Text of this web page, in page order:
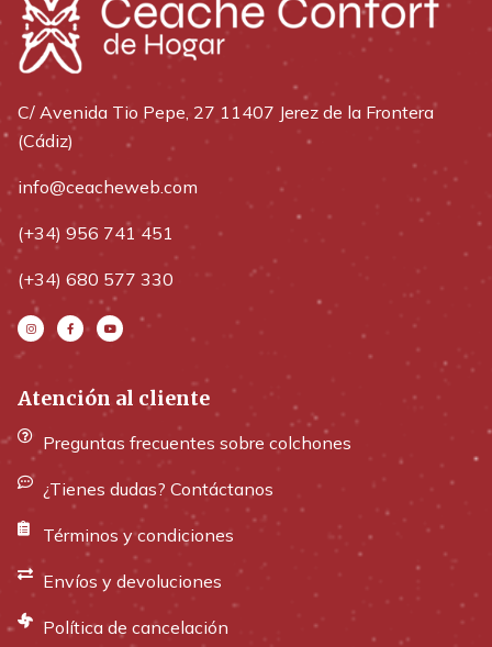
C/ Avenida Tio Pepe, 27 11407 Jerez de la Frontera
(Cádiz)
info@ceacheweb.com
(+34) 956 741 451
(+34) 680 577 330
Atención al cliente
Preguntas frecuentes sobre colchones
¿Tienes dudas? Contáctanos
Términos y condiciones
Envíos y devoluciones
Política de cancelación